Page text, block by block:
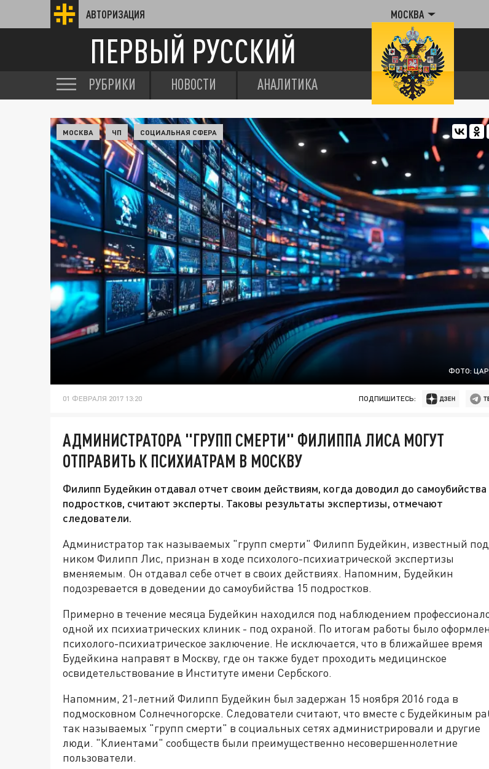
АВТОРИЗАЦИЯ МОСКВА
ПЕРВЫЙ РУССКИЙ
РУБРИКИ НОВОСТИ АНАЛИТИКА
ФОТО:
МОСКВА ЧП СОЦИАЛЬНАЯ СФЕРА
01 ФЕВРАЛЯ 2017 13:20 ПОДПИШИТЕСЬ:
АДМИНИСТРАТОРА "ГРУПП СМЕРТИ" ФИЛИППА ЛИСА МОГУТ
ОТПРАВИТЬ К ПСИХИАТРАМ В МОСКВУ
Филипп Будейкин отдавал отчет своим действиям, когда доводил до самоубийства
подростков, считают эксперты. Таковы результаты экспертизы, отмечают
следователи.
Администратор так называемых "групп смерти" Филипп Будейкин, известный под
ником Филипп Лис, признан в ходе психолого-психиатрической экспертизы
вменяемым. Он отдавал себе отчет в своих действиях. Напомним, Будейкин
подозревается в доведении до самоубийства 15 подростков.
Примерно в течение месяца Будейкин находился под наблюдением
одной их психиатрических клиник - под охраной. По итогам работы было
психолого-психиатрическое заключение. Не исключается, что в ближайшее время
Будейкина направят в Москву, где он также будет проходить медицинское
освидетельствование в Институте имени Сербского.
Напомним, 21-летний Филипп Будейкин был задержан 15 ноября 2016 года в
подмосковном Солнечногорске. Следователи считают, что вместе с Будейкиным
так называемых "групп смерти" в социальных сетях администрировали и другие
люди. "Клиентами" сообществ были преимущественно несовершеннолетние
пользователи.